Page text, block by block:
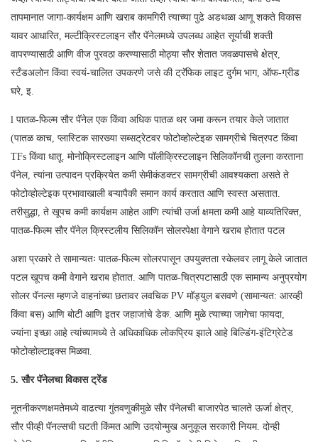
तापमानात जागा-कार्यक्षम आणि खराब कामगिरी त्याच्या पुढे अडथळा आणू शकते विकास
यावर आधारित, मल्टीक्रिस्टलाइन सौर पॅनेलमध्ये उपलब्ध आहेत सूर्याची शक्ती
वापरण्यासाठी आणि वीज पुरवठा करण्यासाठी मोठ्या सौर शेतात जवळपासचे क्षेत्र,
स्टँडअलोन किंवा स्वयं-चालित उपकरणे जसे की ट्रॅफिक लाइट दुर्गम भाग, ऑफ-ग्रीड
घरे, इ.
l पातळ-फिल्म सौर पॅनेल एक किंवा अधिक पातळ थर जमा करून तयार केले जातात
(पातळ काच, प्लास्टिक सारख्या सब्सट्रेटवर फोटोव्होल्टेइक सामग्रीचे चित्रपट किंवा
TFs किंवा धातू. मोनोक्रिस्टलाइन आणि पॉलीक्रिस्टलाइन सिलिकॉनची तुलना करताना
पॅनेल, त्यांना उत्पादन प्रक्रियेत कमी सेमीकंडक्टर सामग्रीची आवश्यकता असते ते
फोटोव्होल्टेइक प्रभावाखाली बऱ्यापैकी समान कार्य करतात आणि स्वस्त असतात.
तरीसुद्धा, ते खूपच कमी कार्यक्षम आहेत आणि त्यांची उर्जा क्षमता कमी आहे याव्यतिरिक्त,
पातळ-फिल्म सौर पॅनेल क्रिस्टलीय सिलिकॉन सोलरपेक्षा वेगाने खराब होतात पटल
अशा प्रकारे ते सामान्यतः पातळ-फिल्म सोलरपासून उपयुक्तता स्केलवर लागू केले जातात
पटल खूपच कमी वेगाने खराब होतात. आणि पातळ-चित्रपटासाठी एक सामान्य अनुप्रयोग
सोलर पॅनल्स म्हणजे वाहनांच्या छतावर लवचिक PV मॉड्युल बसवणे (सामान्यत: आरव्ही
किंवा बस) आणि बोटी आणि इतर जहाजांचे डेक. आणि मुळे त्याच्या जागेचा फायदा,
ज्यांना इच्छा आहे त्यांच्यामध्ये ते अधिकाधिक लोकप्रिय झाले आहे बिल्डिंग-इंटिग्रेटेड
फोटोव्होल्टाइक्स मिळवा.
5. सौर पॅनेलचा विकास ट्रेंड
नूतनीकरणक्षमतेमध्ये वाढत्या गुंतवणुकीमुळे सौर पॅनेलची बाजारपेठ चालते ऊर्जा क्षेत्र,
सौर पीव्ही पॅनल्सची घटती किंमत आणि उदयोन्मुख अनुकूल सरकारी नियम. दोन्ही